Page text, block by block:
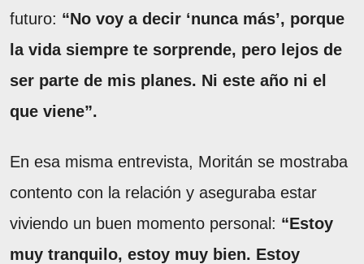
futuro: “No voy a decir ‘nunca más’, porque
la vida siempre te sorprende, pero lejos de
ser parte de mis planes. Ni este año ni el
que viene”.
En esa misma entrevista, Moritán se mostraba
contento con la relación y aseguraba estar
viviendo un buen momento personal: “Estoy
muy tranquilo, estoy muy bien. Estoy